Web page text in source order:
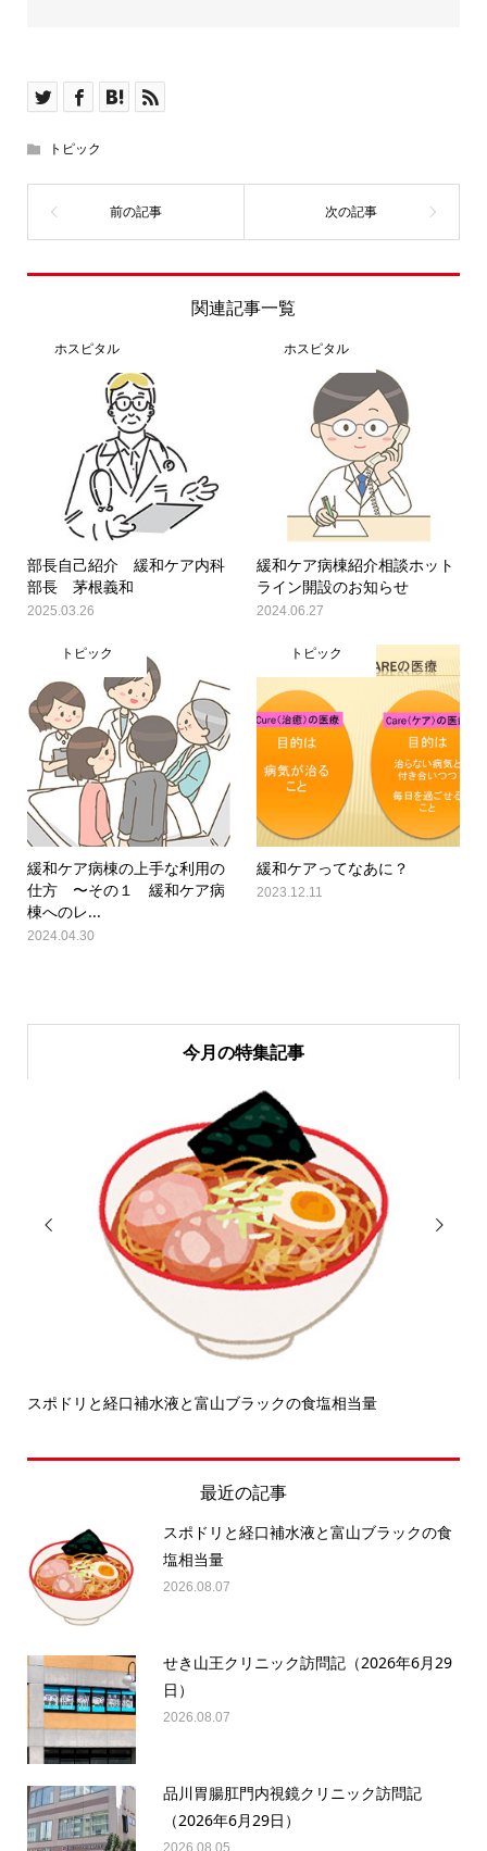
トピック
関連記事一覧
ホスピタル
部長自己紹介 緩和ケア内科
部長 茅根義和
2025.03.26
ホスピタル
緩和ケア病棟紹介相談ホット
ライン開設のお知らせ
2024.06.27
トピック
緩和ケア病棟の上手な利用の
仕方 〜その１ 緩和ケア病
棟へのレ...
2024.04.30
トピック
緩和ケアってなあに？
2023.12.11
今月の特集記事

スポドリと経口補水液と富山ブラックの食塩相当量

最近の記事
スポドリと経口補水液と富山ブラックの食
塩相当量
2026.08.07
せき山王クリニック訪問記（2026年6月29
日）
2026.08.07
品川胃腸肛門内視鏡クリニック訪問記
（2026年6月29日）
2026.08.05